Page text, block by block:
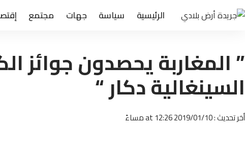
الرئيسية سياسة جهات مجتمع
” المغاربة يحصدون جوائز
السينغالية دكار “
أخر تحديث : 2019/01/10 at 12:26 مساءً